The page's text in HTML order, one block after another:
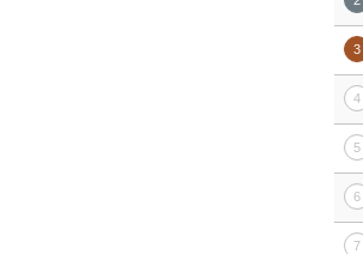
3
4
5
6
7